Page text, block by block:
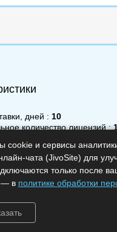
дней : 10
количество лицензий :
FAPP1000MBCRN2
заказа :в рабочее время
и сервисы
чата (JivoSite) для
только после
— в политике обработки